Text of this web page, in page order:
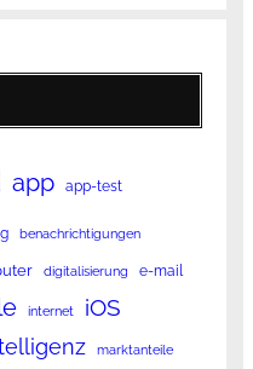
app app-test
benachrichtigungen
digitalisierung e-mail
internet iOS
marktanteile